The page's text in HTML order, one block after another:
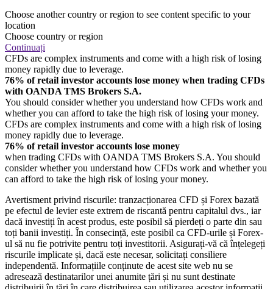
Choose another country or region to see content specific to your
location
Choose country or region
Continuați
CFDs are complex instruments and come with a high risk of losing
money rapidly due to leverage.
76% of retail investor accounts lose money when trading CFDs
with OANDA TMS Brokers S.A.
You should consider whether you understand how CFDs work and
whether you can afford to take the high risk of losing your money.
CFDs are complex instruments and come with a high risk of losing
money rapidly due to leverage.
76% of retail investor accounts lose money
when trading CFDs with OANDA TMS Brokers S.A. You should
consider whether you understand how CFDs work and whether you
can afford to take the high risk of losing your money.
Avertisment privind riscurile: tranzacționarea CFD și Forex bazată
pe efectul de levier este extrem de riscantă pentru capitalul dvs., iar
dacă investiți în acest produs, este posibil să pierdeți o parte din sau
toți banii investiți. În consecință, este posibil ca CFD-urile și Forex-
ul să nu fie potrivite pentru toți investitorii. Asigurați-vă că înțelegeți
riscurile implicate și, dacă este necesar, solicitați consiliere
independentă. Informațiile conținute de acest site web nu se
adresează destinatarilor unei anumite țări și nu sunt destinate